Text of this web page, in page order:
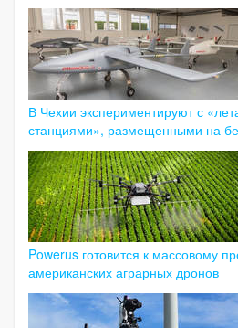
В Чехии экспериментируют с
станциями», размещенными на
Powerus готовится к массовому
американских аграрных дронов